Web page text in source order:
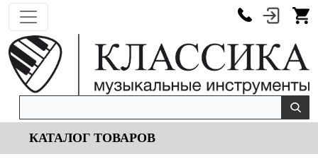
КАТАЛОГ ТОВАРОВ